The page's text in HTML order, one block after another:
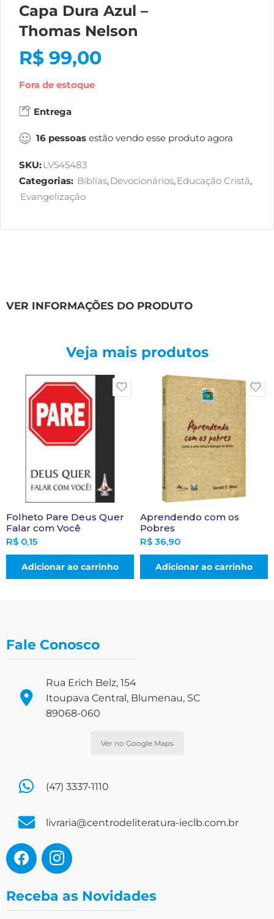
Capa Dura Azul –
Thomas Nelson
R$ 99,00
Fora de estoque
Entrega
16 pessoas estão vendo esse produto agora
SKU:LV545483
Categorias: Bíblias,Devocionários,Educação Cristã,
Evangelização
VER INFORMAÇÕES DO PRODUTO
Veja mais produtos
Folheto Pare Deus Quer
Falar com Você
R$ 0,15
Adicionar ao carrinho
Aprendendo com os
Pobres
R$ 36,90
Adicionar ao carrinho
Fale Conosco
Rua Erich Belz, 154
Itoupava Central, Blumenau, SC
89068-060
Ver no Google Maps
(47) 3337-1110
livraria@centrodeliteratura-ieclb.com.br
Receba as Novidades